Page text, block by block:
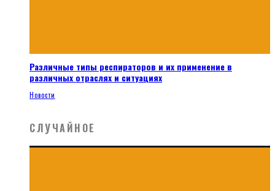
Различные типы респираторов и их применение в
различных отраслях и ситуациях
Новости
СЛУЧАЙНОЕ